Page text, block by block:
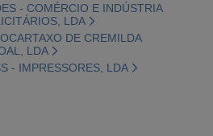
- COMÉRCIO E INDÚSTRIA
LDA
DE CREMILDA
LDA
- IMPRESSORES, LDA